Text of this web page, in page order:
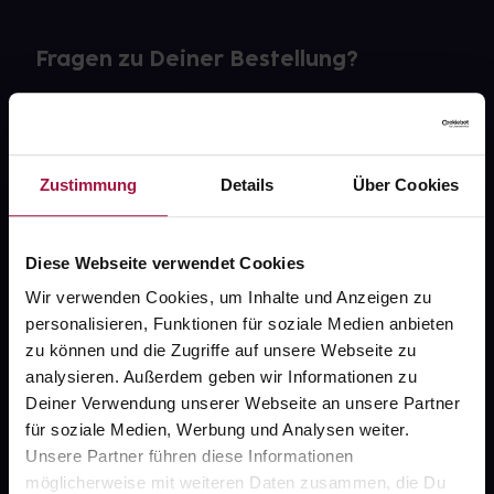
Zustimmung Details Über Cookies
Diese Webseite verwendet Cookies
Wir verwenden Cookies, um Inhalte und Anzeigen zu
personalisieren, Funktionen für soziale Medien anbieten
zu können und die Zugriffe auf unsere Webseite zu
analysieren. Außerdem geben wir Informationen zu
Deiner Verwendung unserer Webseite an unsere Partner
für soziale Medien, Werbung und Analysen weiter.
Unsere Partner führen diese Informationen
möglicherweise mit weiteren Daten zusammen, die Du
Fragen zu Deiner Bestellung?
gesund.de
Über uns
Karriere
Newsletter